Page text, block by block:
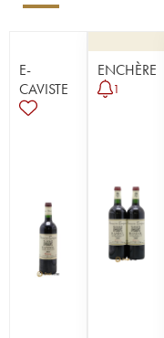
E-
CAVISTE
ENCHÈRE
1